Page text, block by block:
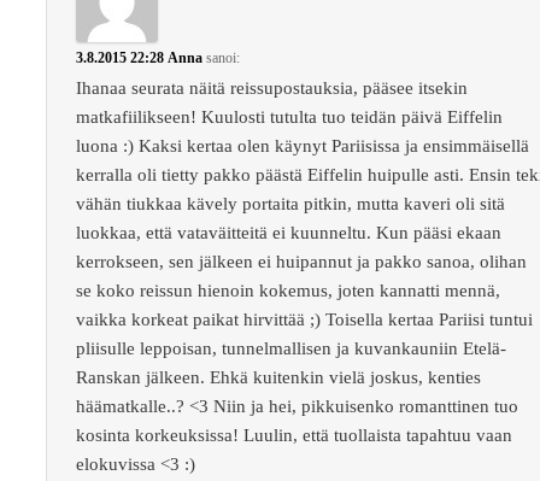
3.8.2015 22:28 Anna sanoi:
Ihanaa seurata näitä reissupostauksia, pääsee itsekin
matkafiilikseen! Kuulosti tutulta tuo teidän päivä Eiffelin
luona :) Kaksi kertaa olen käynyt Pariisissa ja ensimmäisellä
kerralla oli tietty pakko päästä Eiffelin huipulle asti. Ensin
vähän tiukkaa kävely portaita pitkin, mutta kaveri oli sitä
luokkaa, että vataväitteitä ei kuunneltu. Kun pääsi ekaan
kerrokseen, sen jälkeen ei huipannut ja pakko sanoa, olihan
se koko reissun hienoin kokemus, joten kannatti mennä,
vaikka korkeat paikat hirvittää ;) Toisella kertaa Pariisi tuntui
pliisulle leppoisan, tunnelmallisen ja kuvankauniin Etelä-
Ranskan jälkeen. Ehkä kuitenkin vielä joskus, kenties
häämatkalle..? <3 Niin ja hei, pikkuisenko romanttinen tuo
kosinta korkeuksissa! Luulin, että tuollaista tapahtuu vaan
elokuvissa <3 :)